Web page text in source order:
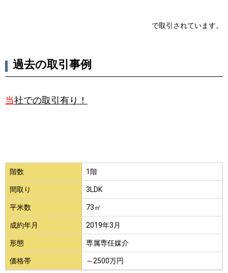
で取引されています。
過去の取引事例
当社での取引有り！
階数 1階
間取り 3LDK
平米数 73㎡
成約年月 2019年3月
形態 専属専任媒介
価格帯 ～2500万円